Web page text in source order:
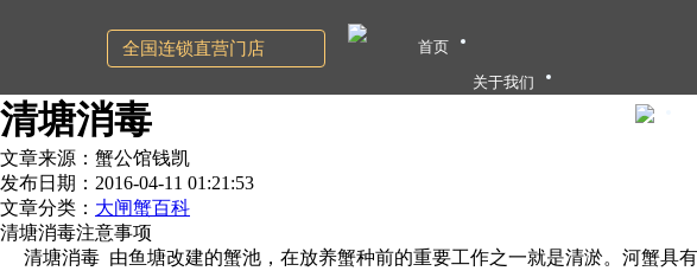
清塘消毒
文章来源：蟹公馆钱凯
发布日期：2016-04-11 01:21:53
文章分类： 大闸蟹百科
清塘消毒注意事项
清塘消毒 由鱼塘改建的蟹池，在放养蟹种前的重要工作之一就是清淤。河蟹具
全国连锁直营门店
首页
关于我们